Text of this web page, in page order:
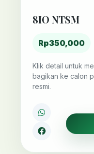
8IO NTSM
Rp350,000
Klik detail untuk
bagikan ke calon
resmi.